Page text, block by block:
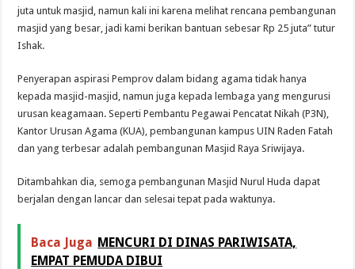
juta untuk masjid, namun kali ini karena melihat rencana pembangunan
masjid yang besar, jadi kami berikan bantuan sebesar Rp 25 juta” tutur
Ishak.
Penyerapan aspirasi Pemprov dalam bidang agama tidak hanya
kepada masjid-masjid, namun juga kepada lembaga yang mengurusi
urusan keagamaan. Seperti Pembantu Pegawai Pencatat Nikah (P3N),
Kantor Urusan Agama (KUA), pembangunan kampus UIN Raden Fatah
dan yang terbesar adalah pembangunan Masjid Raya Sriwijaya.
Ditambahkan dia, semoga pembangunan Masjid Nurul Huda dapat
berjalan dengan lancar dan selesai tepat pada waktunya.
Baca Juga MENCURI DI DINAS PARIWISATA,
EMPAT PEMUDA DIBUI